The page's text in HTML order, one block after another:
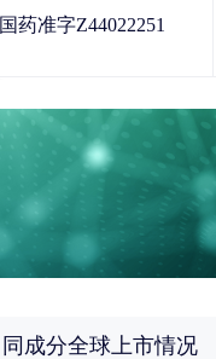
国药准字Z44022251
同成分全球上市情况